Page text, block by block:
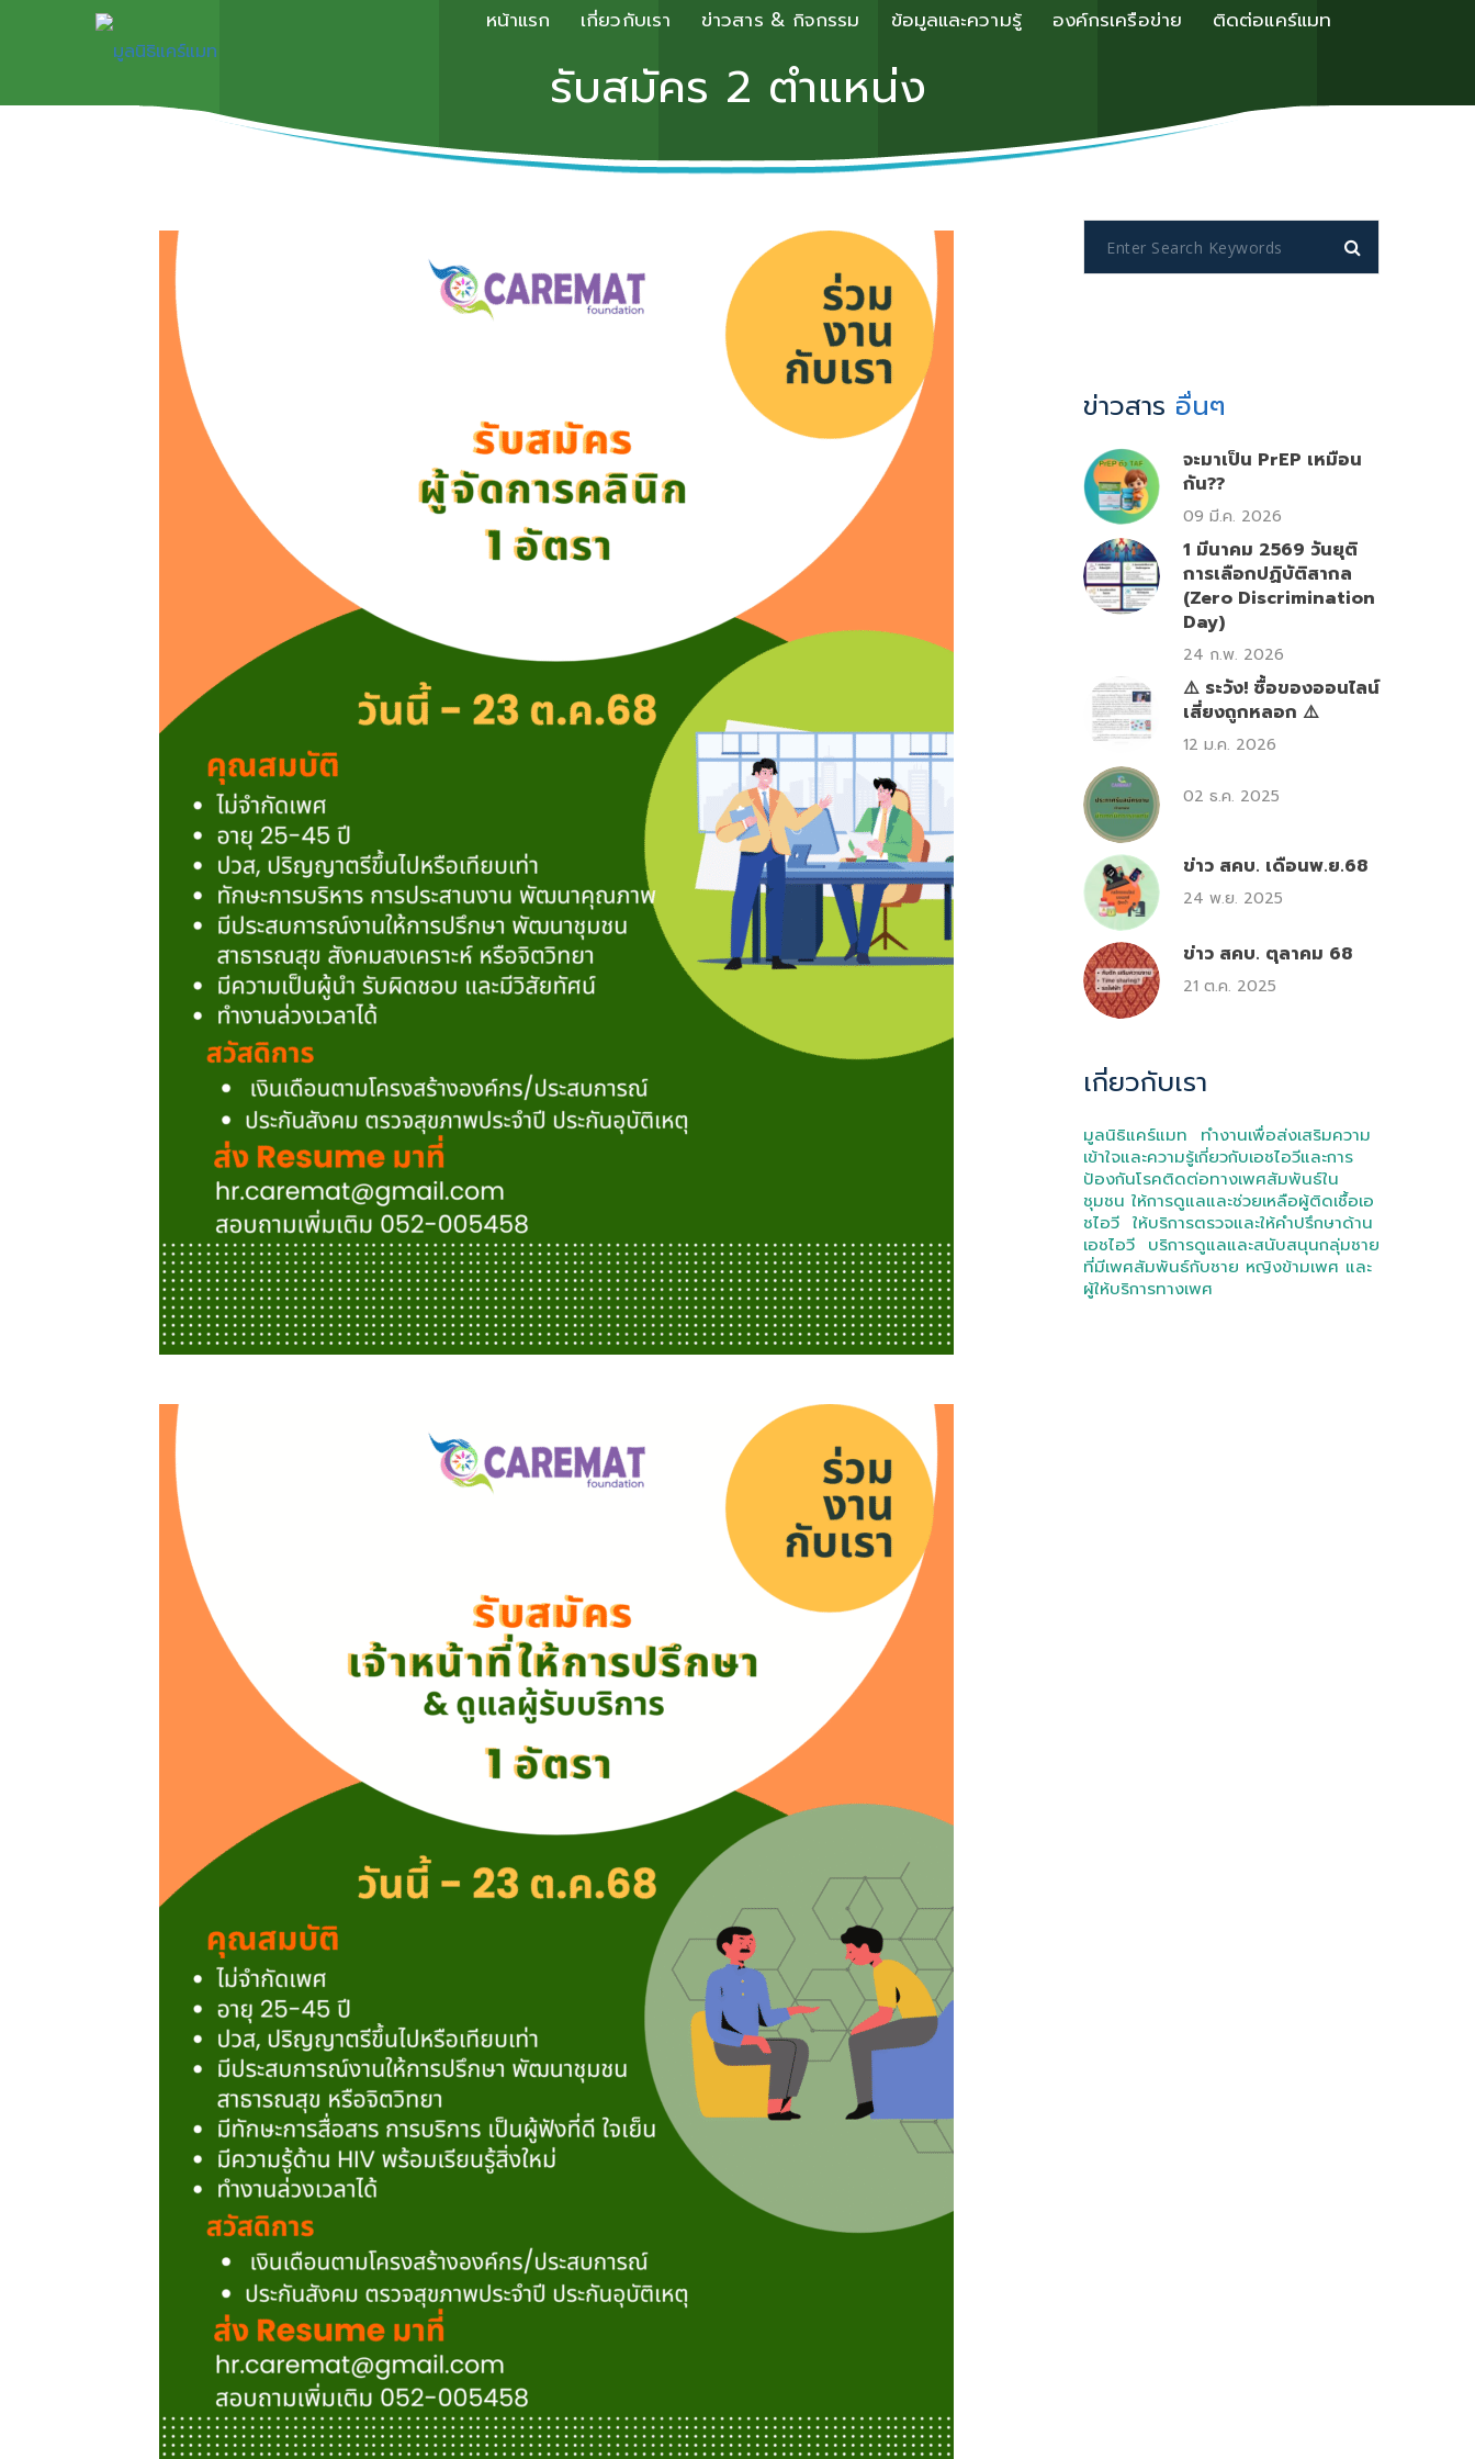
หน้าแรก เกี่ยวกับเรา ข่าวสาร & กิจกรรม ข้อมูลและความรู้ องค์กรเครือข่าย ติดต่อแคร์แมท
รับสมัคร 2 ตำแหน่ง
ข่าวสาร อื่นๆ
จะมาเป็น PrEP เหมือน
กัน??
09 มี.ค. 2026
1 มีนาคม 2569 วันยุติ
การเลือกปฏิบัติสากล
(Zero Discrimination
Day)
24 ก.พ. 2026
⚠️ ระวัง! ซื้อของออนไลน์
เสี่ยงถูกหลอก ⚠️
12 ม.ค. 2026
02 ธ.ค. 2025
ข่าว สคบ. เดือนพ.ย.68
24 พ.ย. 2025
ข่าว สคบ. ตุลาคม 68
21 ต.ค. 2025
เกี่ยวกับเรา
มูลนิธิแคร์แมท ทำงานเพื่อส่งเสริมความ
เข้าใจและความรู้เกี่ยวกับเอชไอวีและการ
ป้องกันโรคติดต่อทางเพศสัมพันธ์ใน
ชุมชน ให้การดูแลและช่วยเหลือผู้ติดเชื้อเอ
ชไอวี ให้บริการตรวจและให้คำปรึกษาด้าน
เอชไอวี บริการดูแลและสนับสนุนกลุ่มชาย
ที่มีเพศสัมพันธ์กับชาย หญิงข้ามเพศ และ
ผู้ให้บริการทางเพศ